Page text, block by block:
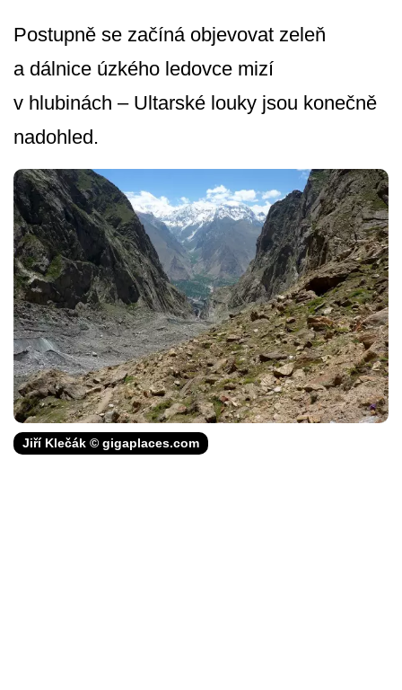
Postupně se začíná objevovat zeleň
a dálnice úzkého ledovce mizí
v hlubinách – Ultarské louky jsou konečně
nadohled.
Jiří Klečák © gigaplaces.com